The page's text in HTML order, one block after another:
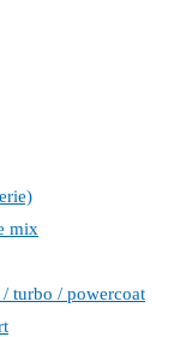
mix
turbo / powercoat